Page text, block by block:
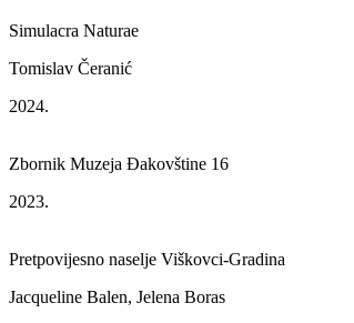
Simulacra Naturae
Tomislav Čeranić
2024.
Zbornik Muzeja Đakovštine 16
2023.
Pretpovijesno naselje Viškovci-Gradina
Jacqueline Balen, Jelena Boras